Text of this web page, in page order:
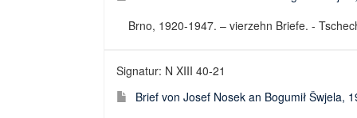
Brno, 1920-1947. – vierzehn Briefe. -
Signatur: N XIII 40-21
Brief von Josef Nosek an Bogumił Šwjela,